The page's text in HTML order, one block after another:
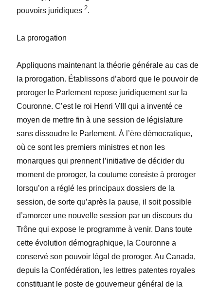
pouvoirs juridiques2.
La prorogation
Appliquons maintenant la théorie générale au cas de
la prorogation. Établissons d’abord que le pouvoir de
proroger le Parlement repose juridiquement sur la
Couronne. C’est le roi Henri VIII qui a inventé ce
moyen de mettre fin à une session de législature
sans dissoudre le Parlement. À l’ère démocratique,
où ce sont les premiers ministres et non les
monarques qui prennent l’initiative de décider du
moment de proroger, la coutume consiste à proroger
lorsqu’on a réglé les principaux dossiers de la
session, de sorte qu’après la pause, il soit possible
d’amorcer une nouvelle session par un discours du
Trône qui expose le programme à venir. Dans toute
cette évolution démographique, la Couronne a
conservé son pouvoir légal de proroger. Au Canada,
depuis la Confédération, les lettres patentes royales
constituant le poste de gouverneur général de la